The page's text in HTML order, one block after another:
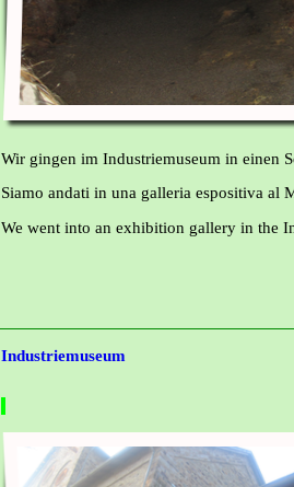
Wir gingen im Industriemuseum in einen
Siamo andati in una galleria espositiva al
We went into an exhibition gallery in the
Industriemuseum